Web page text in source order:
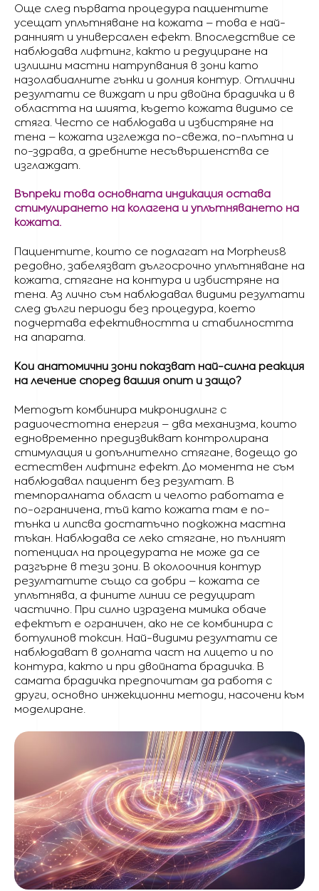
Още след първата процедура пациентите
усещат уплътняване на кожата – това е най-
ранният и универсален ефект. Впоследствие се
наблюдава лифтинг, както и редуциране на
излишни мастни натрупвания в зони като
назолабиалните гънки и долния контур. Отлични
резултати се виждат и при двойна брадичка и в
областта на шията, където кожата видимо се
стяга. Често се наблюдава и избистряне на
тена – кожата изглежда по-свежа, по-плътна и
по-здрава, а дребните несъвършенства се
изглаждат.
Въпреки това основната индикация остава
стимулирането на колагена и уплътняването на
кожата.
Пациентите, които се подлагат на Morpheus8
редовно, забелязват дългосрочно уплътняване на
кожата, стягане на контура и избистряне на
тена. Аз лично съм наблюдавал видими резултати
след дълги периоди без процедура, което
подчертава ефективността и стабилността
на апарата.
Кои анатомични зони показват най-силна реакция
на лечение според вашия опит и защо?
Методът комбинира микронидлинг с
радиочестотна енергия – два механизма, които
едновременно предизвикват контролирана
стимулация и допълнително стягане, водещо до
естествен лифтинг ефект. До момента не съм
наблюдавал пациент без резултат. В
темпоралната област и челото работата е
по-ограничена, тъй като кожата там е по-
тънка и липсва достатъчно подкожна мастна
тъкан. Наблюдава се леко стягане, но пълният
потенциал на процедурата не може да се
разгърне в тези зони. В околоочния контур
резултатите също са добри – кожата се
уплътнява, а фините линии се редуцират
частично. При силно изразена мимика обаче
ефектът е ограничен, ако не се комбинира с
ботулинов токсин. Най-видими резултати се
наблюдават в долната част на лицето и по
контура, както и при двойната брадичка. В
самата брадичка предпочитам да работя с
други, основно инжекционни методи, насочени към
моделиране.